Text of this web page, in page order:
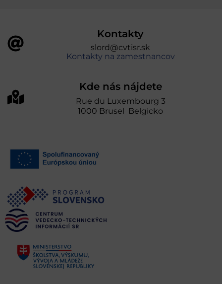
Kontakty
slord@cvtisr.sk
Kontakty na zamestnancov
Kde nás nájdete
Rue du Luxembourg 3
1000 Brusel Belgicko